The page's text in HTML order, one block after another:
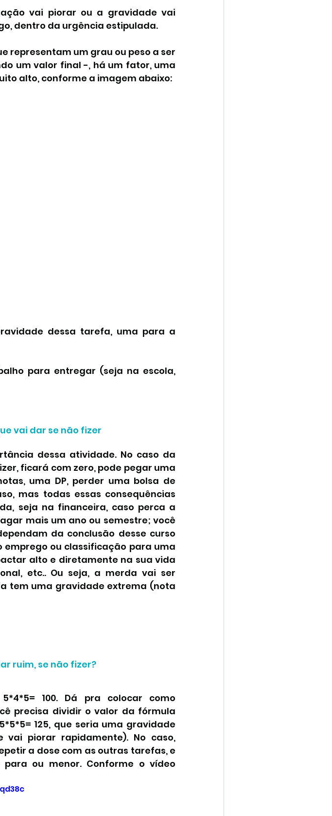
vai piorar ou a gravidade vai
dentro da urgência estipulada.
representam um grau ou peso a ser
um valor final -, há um fator, uma
alto, conforme a imagem abaixo:
dessa tarefa, uma para a
para entregar (seja na escola,
vai dar se não fizer
dessa atividade. No caso da
ficará com zero, pode pegar uma
uma DP, perder uma bolsa de
mas todas essas consequências
seja na financeira, caso perca a
mais um ano ou semestre; você
da conclusão desse curso
emprego ou classificação para uma
alto e diretamente na sua vida
etc.. Ou seja, a merda vai ser
tem uma gravidade extrema (nota
ruim, se não fizer?
100. Dá pra colocar como
precisa dividir o valor da fórmula
125, que seria uma gravidade
vai piorar rapidamente). No caso,
a dose com as outras tarefas, e
ou menor. Conforme o vídeo